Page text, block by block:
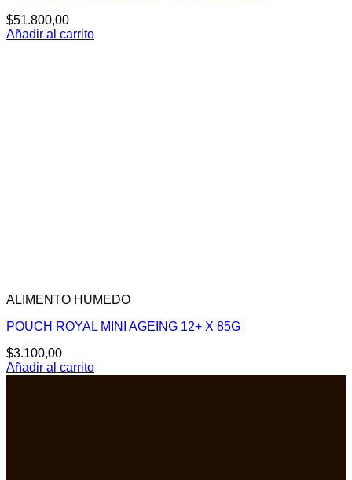
$51.800,00
Añadir al carrito
ALIMENTO HUMEDO
POUCH ROYAL MINI AGEING 12+ X 85G
$3.100,00
Añadir al carrito